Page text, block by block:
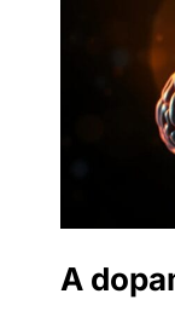
A